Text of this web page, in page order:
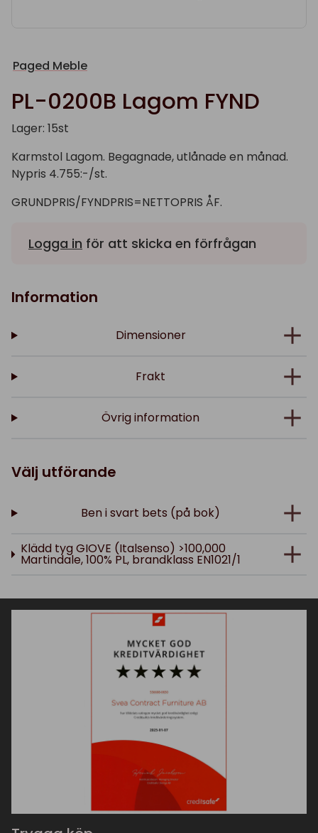
Paged Meble
PL-0200B Lagom FYND
Lager: 15st
Karmstol Lagom. Begagnade, utlånade en månad.
Nypris 4.755:-/st.
GRUNDPRIS/FYNDPRIS=NETTOPRIS ÅF.
Logga in för att skicka en förfrågan
Information
Dimensioner
Frakt
Övrig information
Välj utförande
Ben i svart bets (på bok)
Klädd tyg GIOVE (Italsenso) >100,000
Martindale, 100% PL, brandklass EN1021/1